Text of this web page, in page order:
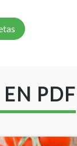
PDF